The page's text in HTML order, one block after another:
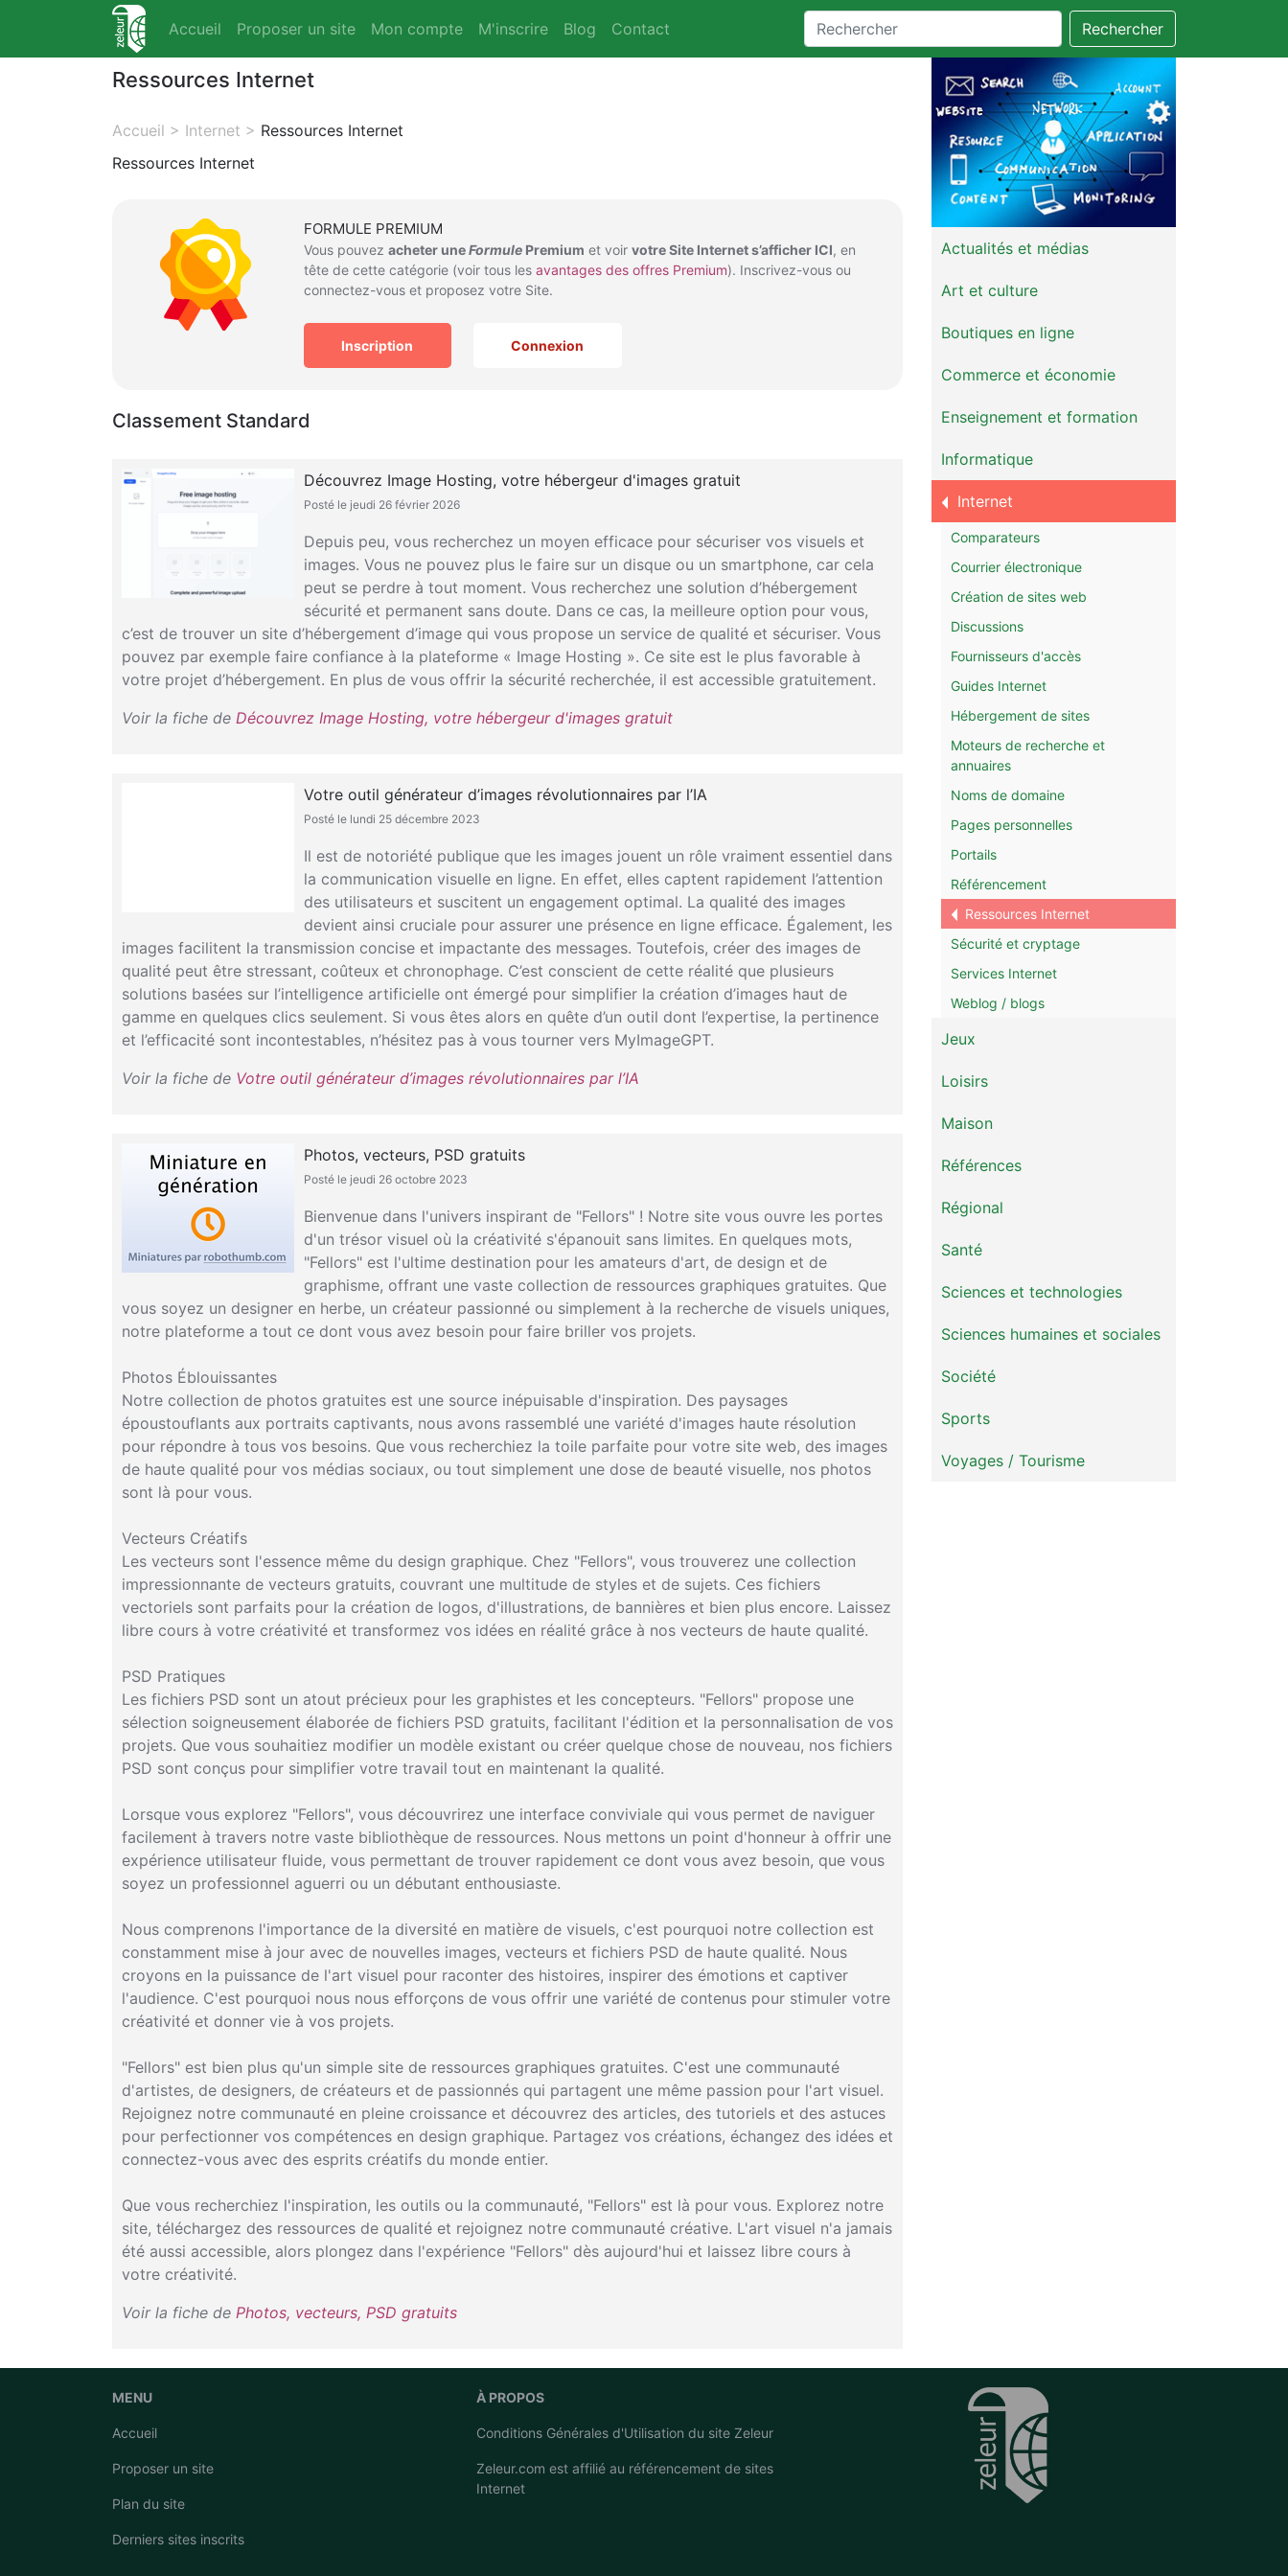
Accueil Proposer un site Mon compte M'inscrire Blog Contact Rechercher
Ressources Internet
Accueil > Internet > Ressources Internet
Ressources Internet
FORMULE PREMIUM
Vous pouvez acheter uneFormule Premium et voir votre Site Internet s’afficher ICI, en
tête de cette catégorie (voir tous les avantages des offres Premium). Inscrivez-vous ou
connectez-vous et proposez votre Site.
Inscription Connexion
Classement Standard
Découvrez Image Hosting, votre hébergeur d'images gratuit
Posté le jeudi 26 février 2026
Depuis peu, vous recherchez un moyen efficace pour sécuriser vos visuels et
images. Vous ne pouvez plus le faire sur un disque ou un smartphone, car cela
peut se perdre à tout moment. Vous recherchez une solution d’hébergement
sécurité et permanent sans doute. Dans ce cas, la meilleure option pour vous,
c’est de trouver un site d’hébergement d’image qui vous propose un service de qualité et sécuriser. Vous
pouvez par exemple faire confiance à la plateforme « Image Hosting ». Ce site est le plus favorable à
votre projet d’hébergement. En plus de vous offrir la sécurité recherchée, il est accessible gratuitement.
Voir la fiche de Découvrez Image Hosting, votre hébergeur d'images gratuit
Votre outil générateur d’images révolutionnaires par l’IA
Posté le lundi 25 décembre 2023
Il est de notoriété publique que les images jouent un rôle vraiment essentiel dans
la communication visuelle en ligne. En effet, elles captent rapidement l’attention
des utilisateurs et suscitent un engagement optimal. La qualité des images
devient ainsi cruciale pour assurer une présence en ligne efficace. Également, les
images facilitent la transmission concise et impactante des messages. Toutefois, créer des images de
qualité peut être stressant, coûteux et chronophage. C’est conscient de cette réalité que plusieurs
solutions basées sur l’intelligence artificielle ont émergé pour simplifier la création d’images haut de
gamme en quelques clics seulement. Si vous êtes alors en quête d’un outil dont l’expertise, la pertinence
et l’efficacité sont incontestables, n’hésitez pas à vous tourner vers MyImageGPT.
Voir la fiche de Votre outil générateur d’images révolutionnaires par l’IA
Photos, vecteurs, PSD gratuits
Posté le jeudi 26 octobre 2023
Bienvenue dans l'univers inspirant de "Fellors" ! Notre site vous ouvre les portes
d'un trésor visuel où la créativité s'épanouit sans limites. En quelques mots,
"Fellors" est l'ultime destination pour les amateurs d'art, de design et de
graphisme, offrant une vaste collection de ressources graphiques gratuites. Que
vous soyez un designer en herbe, un créateur passionné ou simplement à la recherche de visuels uniques,
notre plateforme a tout ce dont vous avez besoin pour faire briller vos projets.
Photos Éblouissantes
Notre collection de photos gratuites est une source inépuisable d'inspiration. Des paysages
époustouflants aux portraits captivants, nous avons rassemblé une variété d'images haute résolution
pour répondre à tous vos besoins. Que vous recherchiez la toile parfaite pour votre site web, des images
de haute qualité pour vos médias sociaux, ou tout simplement une dose de beauté visuelle, nos photos
sont là pour vous.
Vecteurs Créatifs
Les vecteurs sont l'essence même du design graphique. Chez "Fellors", vous trouverez une collection
impressionnante de vecteurs gratuits, couvrant une multitude de styles et de sujets. Ces fichiers
vectoriels sont parfaits pour la création de logos, d'illustrations, de bannières et bien plus encore. Laissez
libre cours à votre créativité et transformez vos idées en réalité grâce à nos vecteurs de haute qualité.
PSD Pratiques
Les fichiers PSD sont un atout précieux pour les graphistes et les concepteurs. "Fellors" propose une
sélection soigneusement élaborée de fichiers PSD gratuits, facilitant l'édition et la personnalisation de vos
projets. Que vous souhaitiez modifier un modèle existant ou créer quelque chose de nouveau, nos fichiers
PSD sont conçus pour simplifier votre travail tout en maintenant la qualité.
Lorsque vous explorez "Fellors", vous découvrirez une interface conviviale qui vous permet de naviguer
facilement à travers notre vaste bibliothèque de ressources. Nous mettons un point d'honneur à offrir une
expérience utilisateur fluide, vous permettant de trouver rapidement ce dont vous avez besoin, que vous
soyez un professionnel aguerri ou un débutant enthousiaste.
Nous comprenons l'importance de la diversité en matière de visuels, c'est pourquoi notre collection est
constamment mise à jour avec de nouvelles images, vecteurs et fichiers PSD de haute qualité. Nous
croyons en la puissance de l'art visuel pour raconter des histoires, inspirer des émotions et captiver
l'audience. C'est pourquoi nous nous efforçons de vous offrir une variété de contenus pour stimuler votre
créativité et donner vie à vos projets.
"Fellors" est bien plus qu'un simple site de ressources graphiques gratuites. C'est une communauté
d'artistes, de designers, de créateurs et de passionnés qui partagent une même passion pour l'art visuel.
Rejoignez notre communauté en pleine croissance et découvrez des articles, des tutoriels et des astuces
pour perfectionner vos compétences en design graphique. Partagez vos créations, échangez des idées et
connectez-vous avec des esprits créatifs du monde entier.
Que vous recherchiez l'inspiration, les outils ou la communauté, "Fellors" est là pour vous. Explorez notre
site, téléchargez des ressources de qualité et rejoignez notre communauté créative. L'art visuel n'a jamais
été aussi accessible, alors plongez dans l'expérience "Fellors" dès aujourd'hui et laissez libre cours à
votre créativité.
Voir la fiche de Photos, vecteurs, PSD gratuits
Actualités et médias
Art et culture
Boutiques en ligne
Commerce et économie
Enseignement et formation
Informatique
Internet
Comparateurs
Courrier électronique
Création de sites web
Discussions
Fournisseurs d'accès
Guides Internet
Hébergement de sites
Moteurs de recherche et
annuaires
Noms de domaine
Pages personnelles
Portails
Référencement
Ressources Internet
Sécurité et cryptage
Services Internet
Weblog / blogs
Jeux
Loisirs
Maison
Références
Régional
Santé
Sciences et technologies
Sciences humaines et sociales
Société
Sports
Voyages / Tourisme
MENU
Accueil
Proposer un site
Plan du site
Derniers sites inscrits
À PROPOS
Conditions Générales d'Utilisation du site Zeleur
Zeleur.com est affilié au référencement de sites
Internet